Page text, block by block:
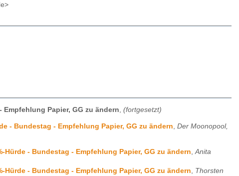
Empfehlung Papier, GG zu ändern, (fortgesetzt)
- Bundestag - Empfehlung Papier, GG zu ändern Der Moonopool,
Hürde - Bundestag - Empfehlung Papier, GG zu ändern,Anita
Hürde - Bundestag - Empfehlung Papier, GG zu ändern, Thorsten